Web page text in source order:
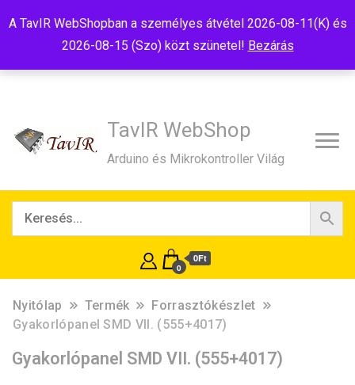
A TavIR WebShopban a személyes átvétel 2026-08-11(K) és
2026-08-15 (Szo) közt szünetel! Bezárás
TavIR WebShop
Arduino és Mikrokontroller Világ
0
0Ft
Nyitólap Termék
Forrasztókészlet
Gyakorlópanel SMD VII. (555+4017)
Gyakorlópanel SMD VII. (555+4017)